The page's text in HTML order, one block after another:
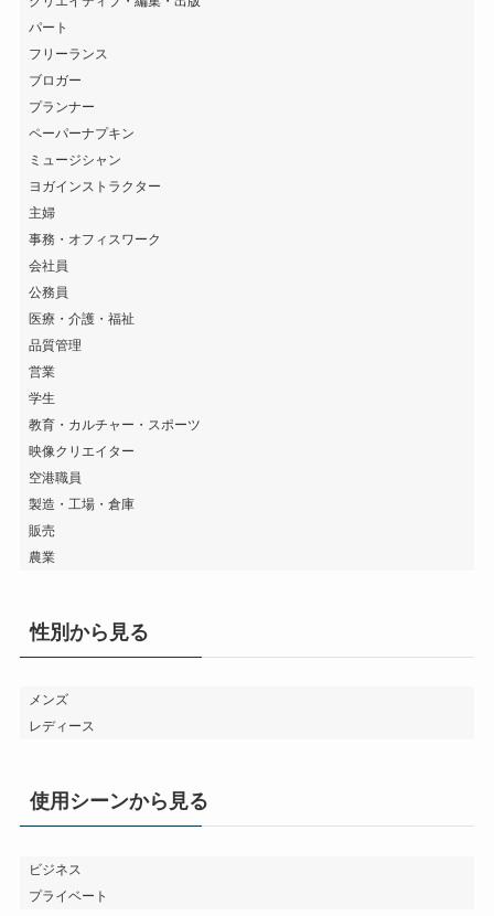
パート
フリーランス
ブロガー
プランナー
ペーパーナプキン
ミュージシャン
ヨガインストラクター
主婦
事務・オフィスワーク
会社員
公務員
医療・介護・福祉
品質管理
営業
学生
教育・カルチャー・スポーツ
映像クリエイター
空港職員
製造・工場・倉庫
販売
農業
性別から見る
メンズ
レディース
使用シーンから見る
ビジネス
プライベート